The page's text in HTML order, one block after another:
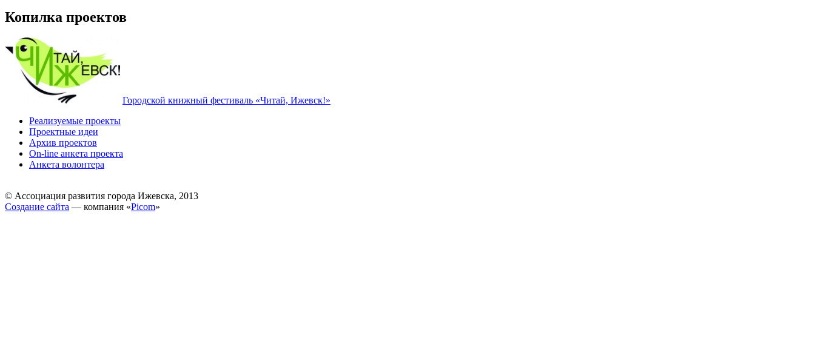
Копилка проектов
Городской книжный фестиваль «Читай, Ижевск!»
Реализуемые проекты
Проектные идеи
Архив проектов
On-line анкета проекта
Анкета волонтера
© Ассоциация развития города Ижевска, 2013
Создание сайта — компания «Picom»